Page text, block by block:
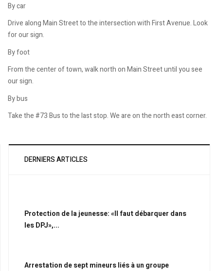
By car
Drive along Main Street to the intersection with First Avenue. Look
for our sign.
By foot
From the center of town, walk north on Main Street until you see
our sign.
By bus
Take the #73 Bus to the last stop. We are on the north east corner.
DERNIERS ARTICLES
Protection de la jeunesse: «Il faut débarquer dans
les DPJ»,...
Arrestation de sept mineurs liés à un groupe